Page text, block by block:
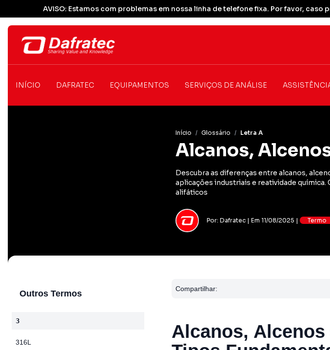
AVISO: Estamos com problemas em nossa linha de telefone fixa. Por favor,
INÍCIO DAFRATEC EQUIPAMENTOS SERVIÇOS DE ANÁLISE
Início / Glossário / Letra A
Alcanos,
Descubra as diferenças entre alcanos,
aplicações industriais e reatividade
alifáticos
Por: Dafratec | Em 11/08/2025 | Termo
Compartilhar:
Alcanos,
Outros Termos
3
316L